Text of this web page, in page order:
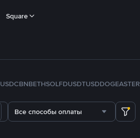
Square
USDCBNBETHSOLFDUSDTUSDDOGEASTER
Все способы оплаты